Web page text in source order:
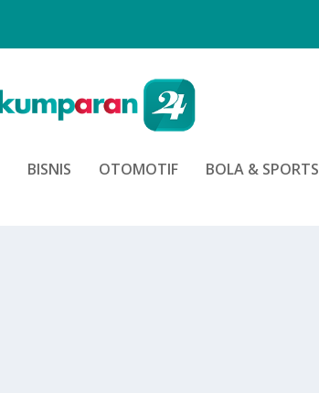
BISNIS OTOMOTIF BOLA & SPORTS